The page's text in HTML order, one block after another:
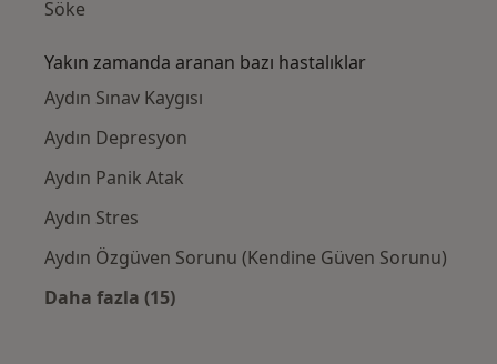
Söke
Yakın zamanda aranan bazı hastalıklar
Aydın Sınav Kaygısı
Aydın Depresyon
Aydın Panik Atak
Aydın Stres
Aydın Özgüven Sorunu (Kendine Güven Sorunu)
Daha fazla (15)